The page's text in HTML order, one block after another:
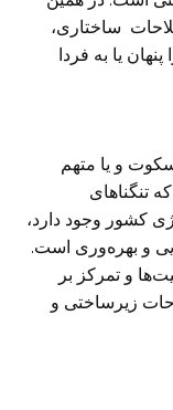
ساختاری،
یا به فردا
و یا متهم
تنگناهای
کشور وجود دارد،
و بهره‌وری است.
و تمرکز بر
زیرساختی و